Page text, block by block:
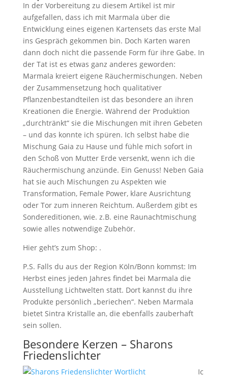
In der Vorbereitung zu diesem Artikel ist mir
aufgefallen, dass ich mit Marmala über die
Entwicklung eines eigenen Kartensets das erste Mal
ins Gespräch gekommen bin. Doch Karten waren
dann doch nicht die passende Form für ihre Gabe. In
der Tat ist es etwas ganz anderes geworden:
Marmala kreiert eigene Räuchermischungen. Neben
der Zusammensetzung hoch qualitativer
Pflanzenbestandteilen ist das besondere an ihren
Kreationen die Energie. Während der Produktion
„durchtränkt“ sie die Mischungen mit ihren Gebeten
– und das konnte ich spüren. Ich selbst habe die
Mischung Gaia zu Hause und fühle mich sofort in
den Schoß von Mutter Erde versenkt, wenn ich die
Räuchermischung anzünde. Ein Genuss! Neben Gaia
hat sie auch Mischungen zu Aspekten wie
Transformation, Female Power, klare Ausrichtung
oder Tor zum inneren Reichtum. Außerdem gibt es
Sondereditionen, wie. z.B. eine Raunachtmischung
sowie alles notwendige Zubehör.
Hier geht’s zum Shop: .
P.S. Falls du aus der Region Köln/Bonn kommst: Im
Herbst eines jeden Jahres findet bei Marmala die
Ausstellung Lichtwelten statt. Dort kannst du ihre
Produkte persönlich „beriechen“. Neben Marmala
bietet Sintra Kristalle an, die ebenfalls zauberhaft
sein sollen.
Besondere Kerzen – Sharons
Friedenslichter
Ic